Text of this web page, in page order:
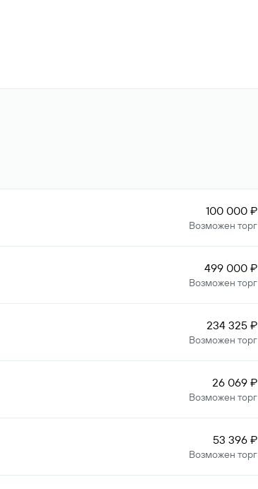
100 000 ₽
Возможен торг
499 000 ₽
Возможен торг
234 325 ₽
Возможен торг
26 069 ₽
Возможен торг
53 396 ₽
Возможен торг